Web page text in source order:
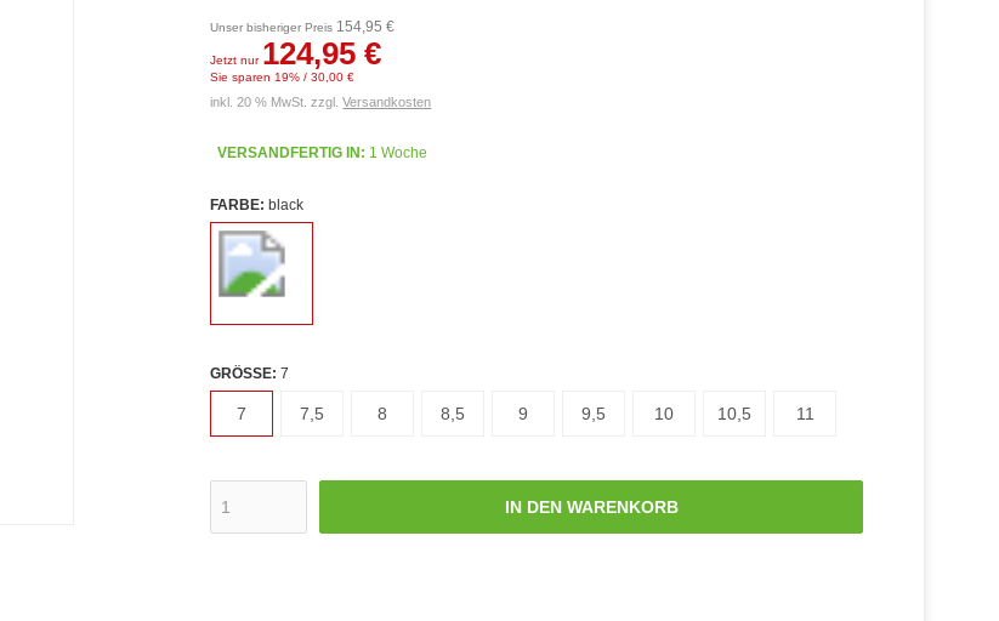
Unser bisheriger Preis 154,95 €
Jetzt nur 124,95 €
Sie sparen 19% / 30,00 €
inkl. 20 % MwSt. zzgl.Versandkosten
VERSANDFERTIG IN: 1 Woche
FARBE: black
GRÖSSE: 7
7 7,5 8 8,5 9 9,5 10 10,5 11
IN DEN WARENKORB